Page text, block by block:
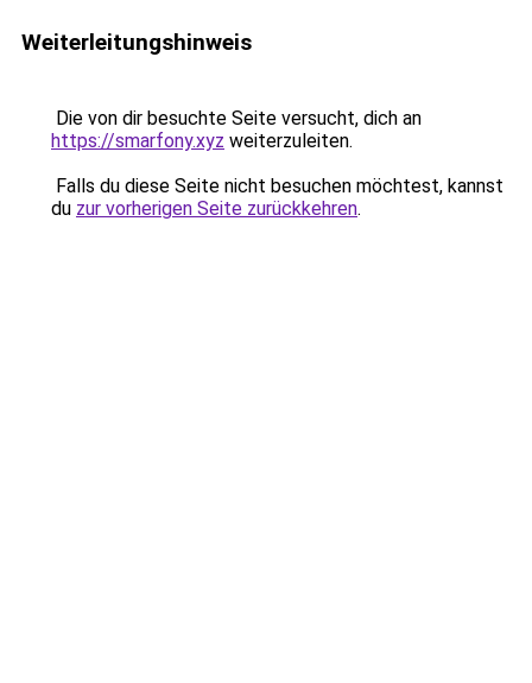
Weiterleitungshinweis
Die von dir besuchte Seite versucht, dich an
https://smarfony.xyz weiterzuleiten.
Falls du diese Seite nicht besuchen möchtest, kannst
du zur vorherigen Seite zurückkehren.